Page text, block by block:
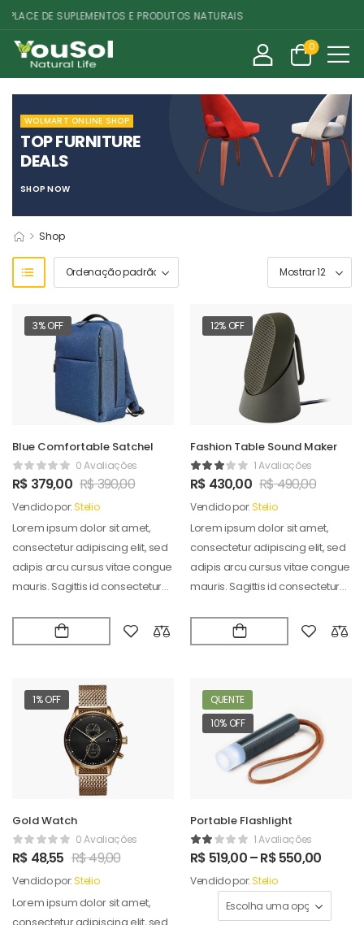
DE SUPLEMENTOS E PRODUTOS NATURAIS
0
WOLMART ONLINE SHOP
TOP FURNITURE
DEALS
SHOP NOW
> Shop
3% OFF
Blue Comfortable Satchel
0 Avaliações
R$ 379,00 R$390,00
Vendido por:Stelio
Lorem ipsum dolor sit amet,
consectetur adipiscing elit, sed
adipis arcu cursus vitae congue
mauris. Sagittis id consectetur
12% OFF
Fashion Table Sound Maker
1 Avaliações
R$ 430,00 R$490,00
Vendido por:Stelio
Lorem ipsum dolor sit amet,
consectetur adipiscing elit, sed
adipis arcu cursus vitae congue
mauris. Sagittis id consectetur
1% OFF
Gold Watch
0 Avaliações
R$ 48,55 R$49,00
Vendido por:Stelio
Lorem ipsum dolor sit amet,
consectetur adipiscing elit, sed
QUENTE
10% OFF
Portable Flashlight
1 Avaliações
R$ 519,00–R$550,00
Vendido por:Stelio